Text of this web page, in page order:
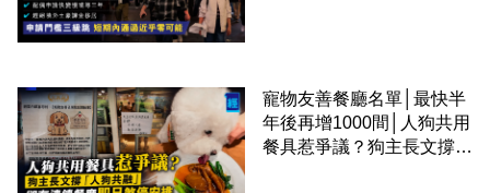
寵物友善餐廳名單│最快半
年後再增1000間│人狗共用
餐具惹爭議？狗主長文撐